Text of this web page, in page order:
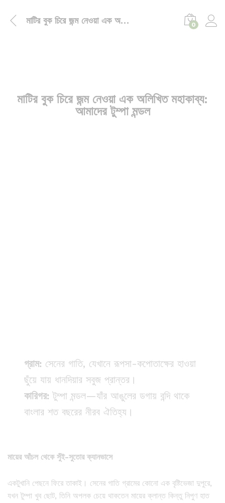
মাটির বুক চিরে জন্ম নেওয়া এক অলিখিত মহাকাব্য: আমাদের টুম্পা মন্ডল 0
মাটির বুক চিরে জন্ম নেওয়া এক অলিখিত মহাকাব্য:
আমাদের টুম্পা মন্ডল
গ্রাম: সেনের গাতি, যেখানে রূপসা-কপোতাক্ষের হাওয়া
ছুঁয়ে যায় ধানদিয়ার সবুজ প্রান্তর।
কারিগর: টুম্পা মন্ডল—যাঁর আঙুলের ডগায় বন্দি থাকে
বাংলার শত বছরের নীরব ঐতিহ্য।
মায়ের আঁচল থেকে সুঁই-সুতোর ক্যানভাসে
একটুখানি পেছনে ফিরে তাকাই। সেনের গাতি গ্রামের কোনো এক বৃষ্টিভেজা দুপুরে,
যখন টুম্পা খুব ছোট, তিনি অপলক চেয়ে থাকতেন মায়ের ক্লান্ত কিন্তু নিপুণ হাত